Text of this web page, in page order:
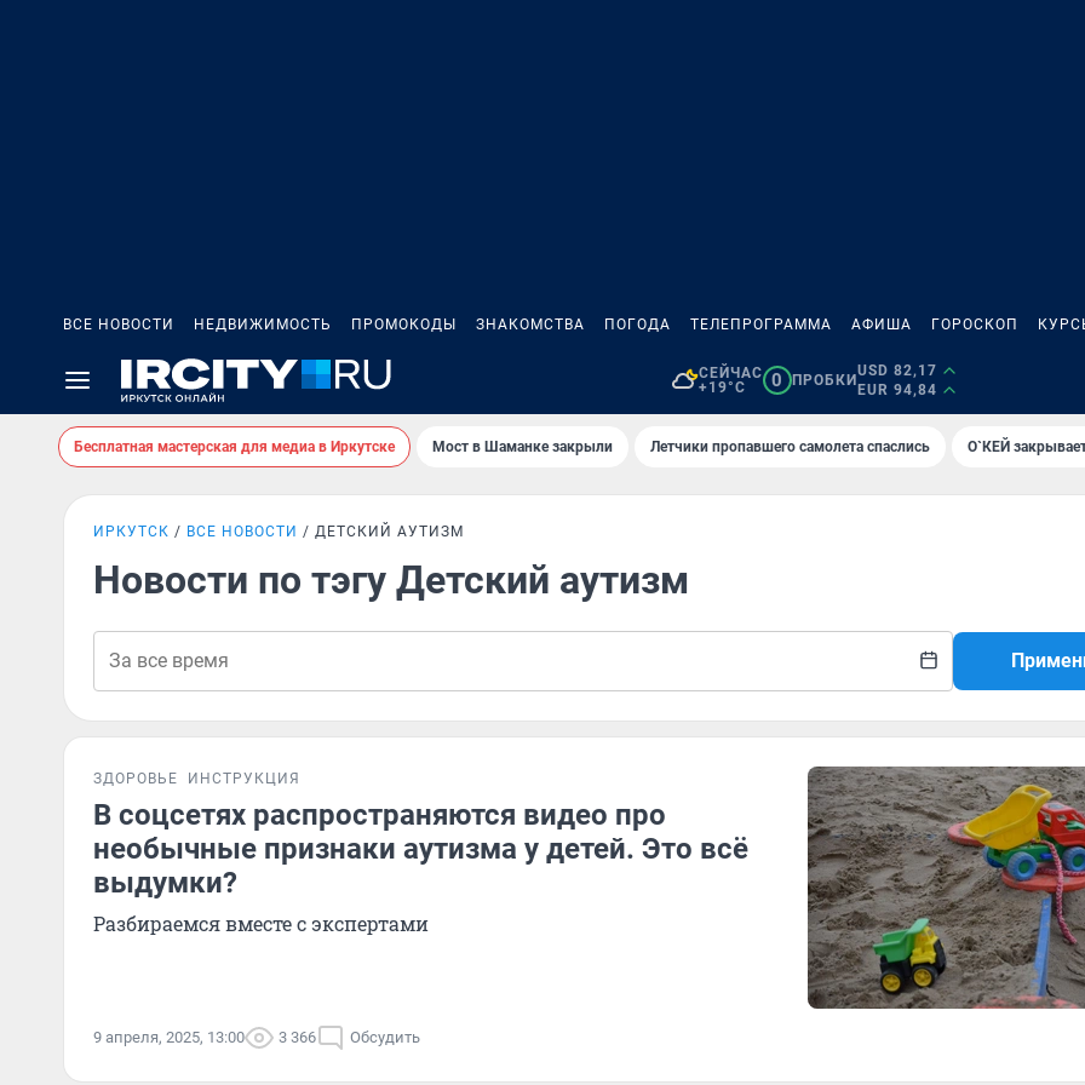
ВСЕ НОВОСТИ НЕДВИЖИМОСТЬ ПРОМОКОДЫ ЗНАКОМСТВА ПОГОДА ТЕЛЕПРОГРАММА АФИША ГОРОСКОП
СЕЙЧАС
+19°C
0 ПРОБКИ
USD 82,17
EUR 94,84
Бесплатная мастерская для медиа в Иркутске Мост в Шаманке закрыли Летчики пропавшего самолета спаслись О`КЕЙ
ИРКУТСК ВСЕ НОВОСТИ ДЕТСКИЙ АУТИЗМ
Новости по тэгу Детский аутизм
ЗДОРОВЬЕ ИНСТРУКЦИЯ
В соцсетях распространяются видео про
необычные признаки аутизма у детей. Это всё
выдумки?
Разбираемся вместе с экспертами
9 апреля, 2025, 13:00 3 366 Обсудить